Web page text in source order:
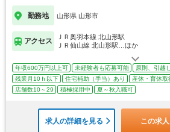
勤務地 山形県 山形市
アクセス
ＪＲ奥羽本線 北山形駅
ＪＲ仙山線 北山形駅…ほか
年収600万円以上可 未経験者も応募可能
原則、引越
残業月10ｈ以下
住宅補助（手当）あり 産休・育休取
店舗数10～29
積極採用中 夏～秋入職可
求人の詳細を見る この求